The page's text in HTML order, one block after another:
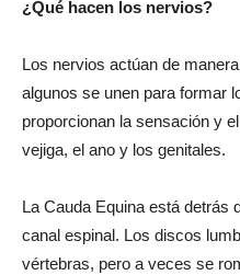
¿Qué hacen los nervios?
Los nervios actúan de
algunos se unen para formar
proporcionan la sensación y
vejiga, el ano y los genitales.
La Cauda Equina está detrás
canal espinal. Los discos
vértebras, pero a veces se